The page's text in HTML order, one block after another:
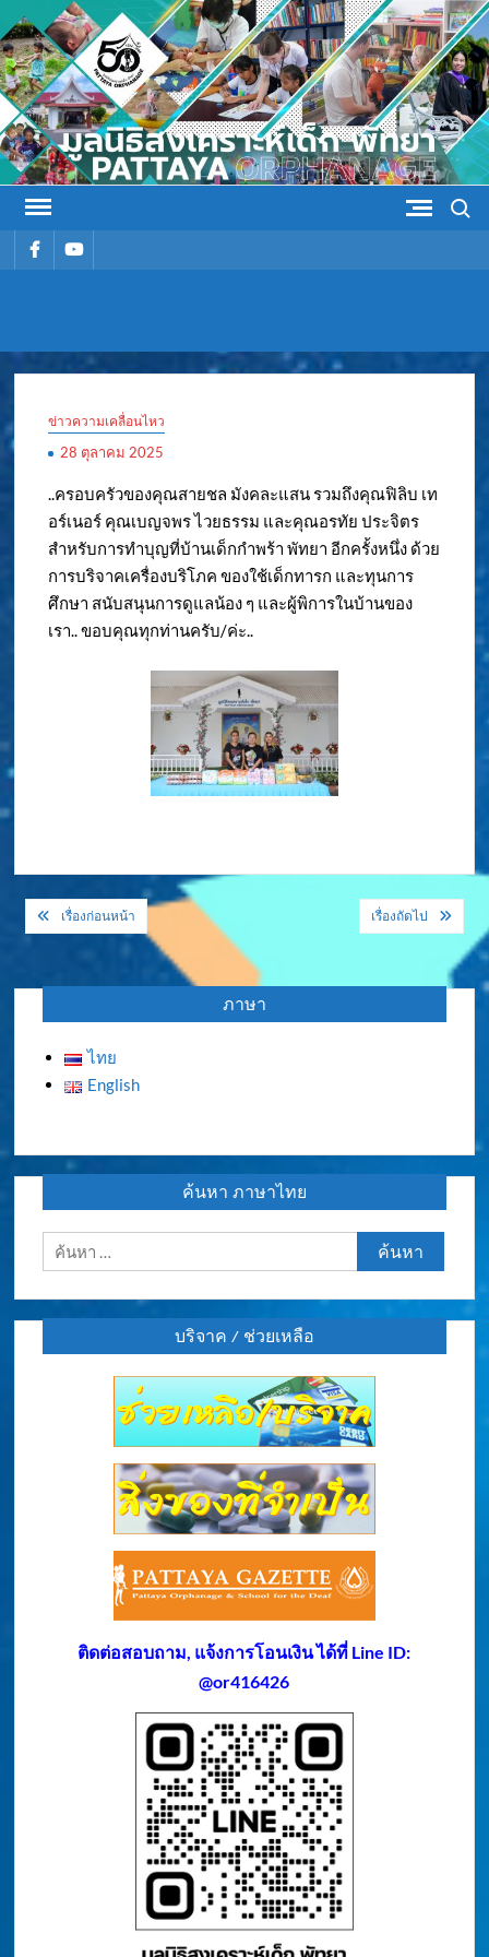
Skip
to
content
รายการรายการ
สงเคราะห์
ข่าวความเคลื่อนไหว
28 ตุลาคม 2025
..ครอบครัวของคุณสายชล มังคละแสน รวมถึงคุณฟิลิบ เท
อร์เนอร์ คุณเบญจพร ไวยธรรม และคุณอรทัย ประจิตร
สำหรับการทำบุญที่บ้านเด็กกำพร้า พัทยา อีกครั้งหนึ่ง ด้วย
การบริจาคเครื่องบริโภค ของใช้เด็กทารก และทุนการ
ศึกษา สนับสนุนการดูแลน้อง ๆ และผู้พิการในบ้านของ
เรา.. ขอบคุณทุกท่านครับ/ค่ะ..
แนะแนว
เรื่องก่อนหน้า เรื่องถัดไป
ภาษา
ไทย
English
ค้นหา ภาษาไทย
ค้นหา
สำหรับ:
บริจาค / ช่วยเหลือ
ติดต่อสอบถาม, แจ้งการโอนเงิน ได้ที่ Line ID:
@or416426